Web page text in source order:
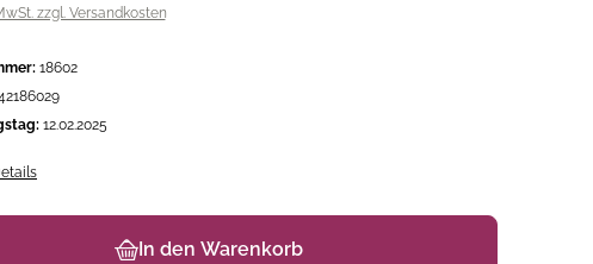
zzgl. Versandkosten
18602
12.02.2025
In den Warenkorb